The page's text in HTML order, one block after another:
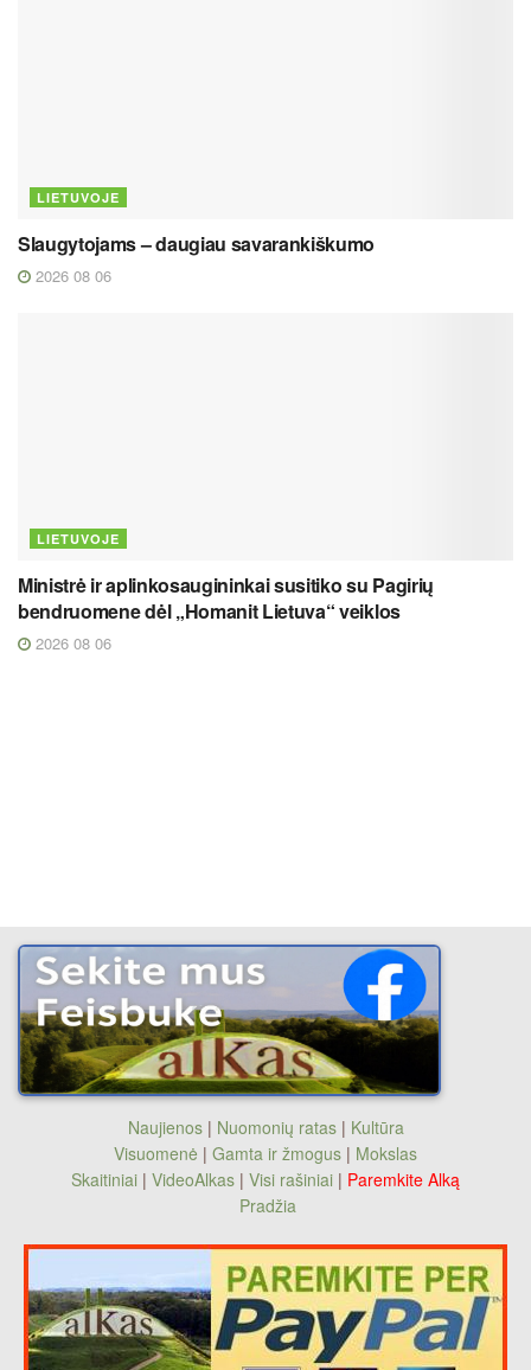
LIETUVOJE
Slaugytojams – daugiau savarankiškumo
2026 08 06
LIETUVOJE
Ministrė ir aplinkosaugininkai susitiko su Pagirių
bendruomene dėl „Homanit Lietuva“ veiklos
2026 08 06
Naujienos| Nuomonių ratas| Kultūra
Visuomenė | Gamta ir žmogus | Mokslas
Skaitiniai | VideoAlkas | Visi rašiniai | Paremkite Alką
Pradžia